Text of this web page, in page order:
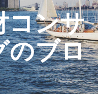
コンサ
のブロ